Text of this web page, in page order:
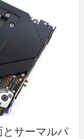
サーマルパ